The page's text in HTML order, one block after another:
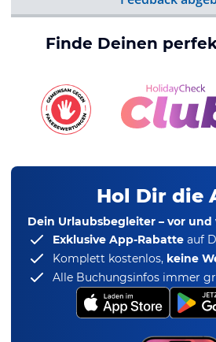
Finde Deinen
Hol Dir die
Dein Urlaubsbegleiter – vor
Exklusive App-Rabatte auf
Komplett kostenlos, keine
Alle Buchungsinfos immer